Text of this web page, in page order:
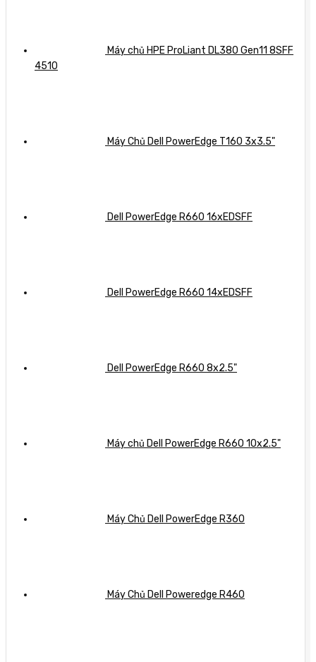
máy
nhân
Máy chủ HPE ProLiant DL380 Gen11 8SFF
4510
Máy Chủ Dell PowerEdge T160 3x3.5"
Dell PowerEdge R660 16xEDSFF
Dell PowerEdge R660 14xEDSFF
Dell PowerEdge R660 8x2.5"
Máy chủ Dell PowerEdge R660 10x2.5"
Máy Chủ Dell PowerEdge R360
Máy Chủ Dell Poweredge R460